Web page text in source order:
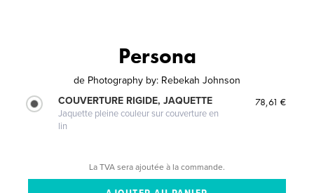
Persona
de Photography by: Rebekah Johnson
COUVERTURE RIGIDE, JAQUETTE
Jaquette pleine couleur sur couverture en
lin
78,61 €
La TVA sera ajoutée à la commande.